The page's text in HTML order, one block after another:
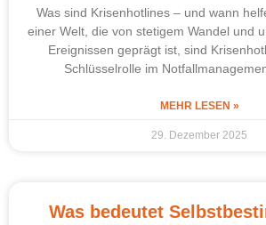
Was sind Krisenhotlines – und wann
einer Welt, die von stetigem Wandel und
Ereignissen geprägt ist, sind
Schlüsselrolle im
MEHR LESEN »
29. Dezember 2025
Was bedeutet